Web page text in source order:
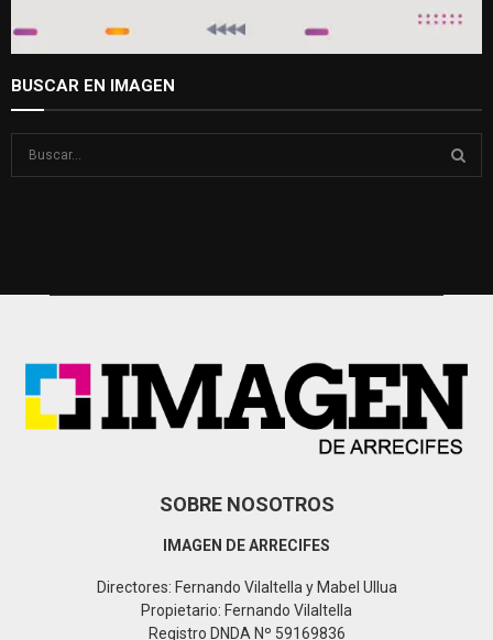
BUSCAR EN IMAGEN
SOBRE NOSOTROS
IMAGEN DE ARRECIFES
Directores: Fernando Vilaltella y Mabel Ullua
Propietario: Fernando Vilaltella
Registro DNDA Nº 59169836